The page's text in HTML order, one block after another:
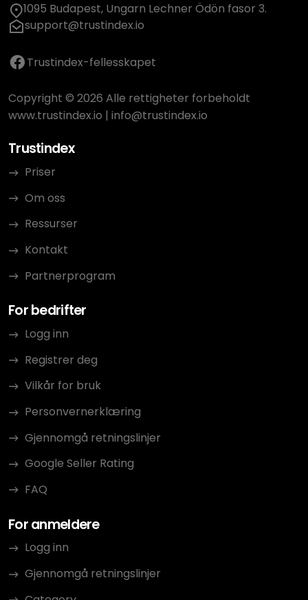
1095 Budapest, Ungarn Lechner Ödön fasor 3.
support@trustindex.io
Trustindex-fellesskapet
Copyright © 2026 Alle rettigheter forbeholdt
www.trustindex.io | info@trustindex.io
Trustindex
Priser
Om oss
Ressurser
Kontakt
Partnerprogram
For bedrifter
Logg inn
Registrer deg
Vilkår for bruk
Personvernerklæring
Gjennomgå retningslinjer
Google Seller Rating
FAQ
For anmeldere
Logg inn
Gjennomgå retningslinjer